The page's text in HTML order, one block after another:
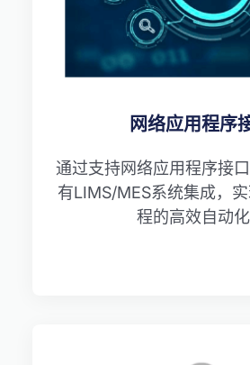
网络应用程序
通过支持网络应用程序接
有LIMS/MES系统集成，
程的高效自动化